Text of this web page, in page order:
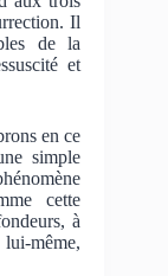
Il
de la
et
en ce
simple
cette
à
même,